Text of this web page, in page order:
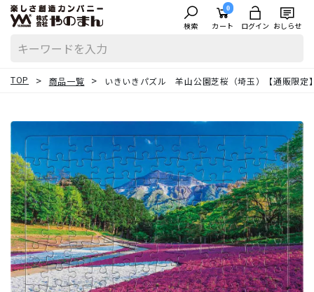
検索
0
カート ログイン おしらせ
TOP 商品一覧 いきいきパズル 羊山公園芝桜（埼玉）【通販限定